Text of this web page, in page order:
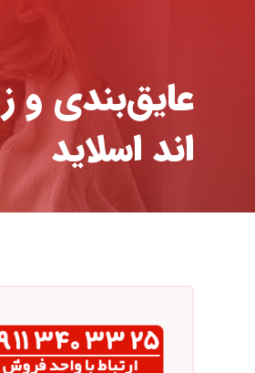
عایق‌بندی و
اند اسلاید